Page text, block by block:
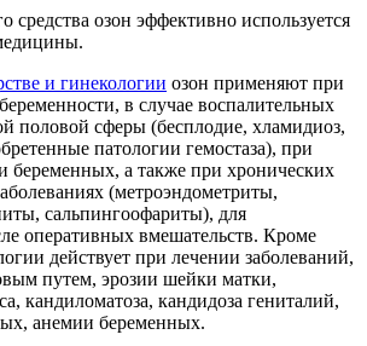
средства озон эффективно используется
и гинекологии озон применяют при
в случае воспалительных
половой сферы (бесплодие, хламидиоз,
патологии гемостаза), при
беременных, а также при хронических
(метроэндометриты,
сальпингоофариты), для
оперативных вмешательств. Кроме
действует при лечении заболеваний,
путем, эрозии шейки матки,
кандиломатоза, кандидоза гениталий,
анемии беременных.